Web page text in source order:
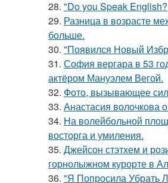
28. "Do you Speak English?
29. Разница в возрасте
больше.
30. "Появился Новый
31. София вергара в 53
актёром Мануэлем Вегой.
32. Фото, вызывающее
33. Анастасия волочкова
34. На волейбольной
восторга и умиления.
35. Джейсон стэтхем и
горнолыжном курорте в
36. "Я Попросила Убрать